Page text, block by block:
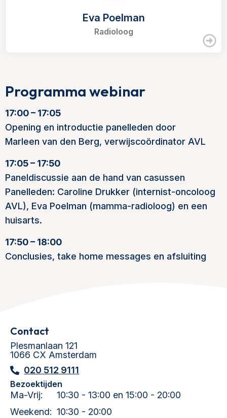
Eva Poelman
Radioloog
Programma webinar
17:00 – 17:05
Opening en introductie panelleden door
Marleen van den Berg, verwijscoördinator AVL
17:05 – 17:50
Paneldiscussie aan de hand van casussen
Panelleden: Caroline Drukker (internist-oncoloog
AVL), Eva Poelman (mamma-radioloog) en een
huisarts.
17:50 – 18:00
Conclusies, take home messages en afsluiting
Contact
Plesmanlaan 121
1066 CX Amsterdam
020 512 9111
Bezoektijden
Ma-Vrij:
10:30 - 13:00 en 15:00 - 20:00
Weekend: 10:30 - 20:00